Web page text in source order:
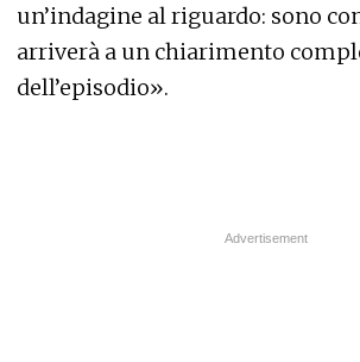
un’indagine al riguardo: sono
arriverà a un chiarimento
dell’episodio».